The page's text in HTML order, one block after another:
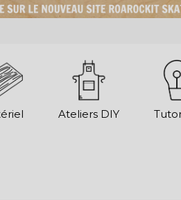
Ateliers DIY